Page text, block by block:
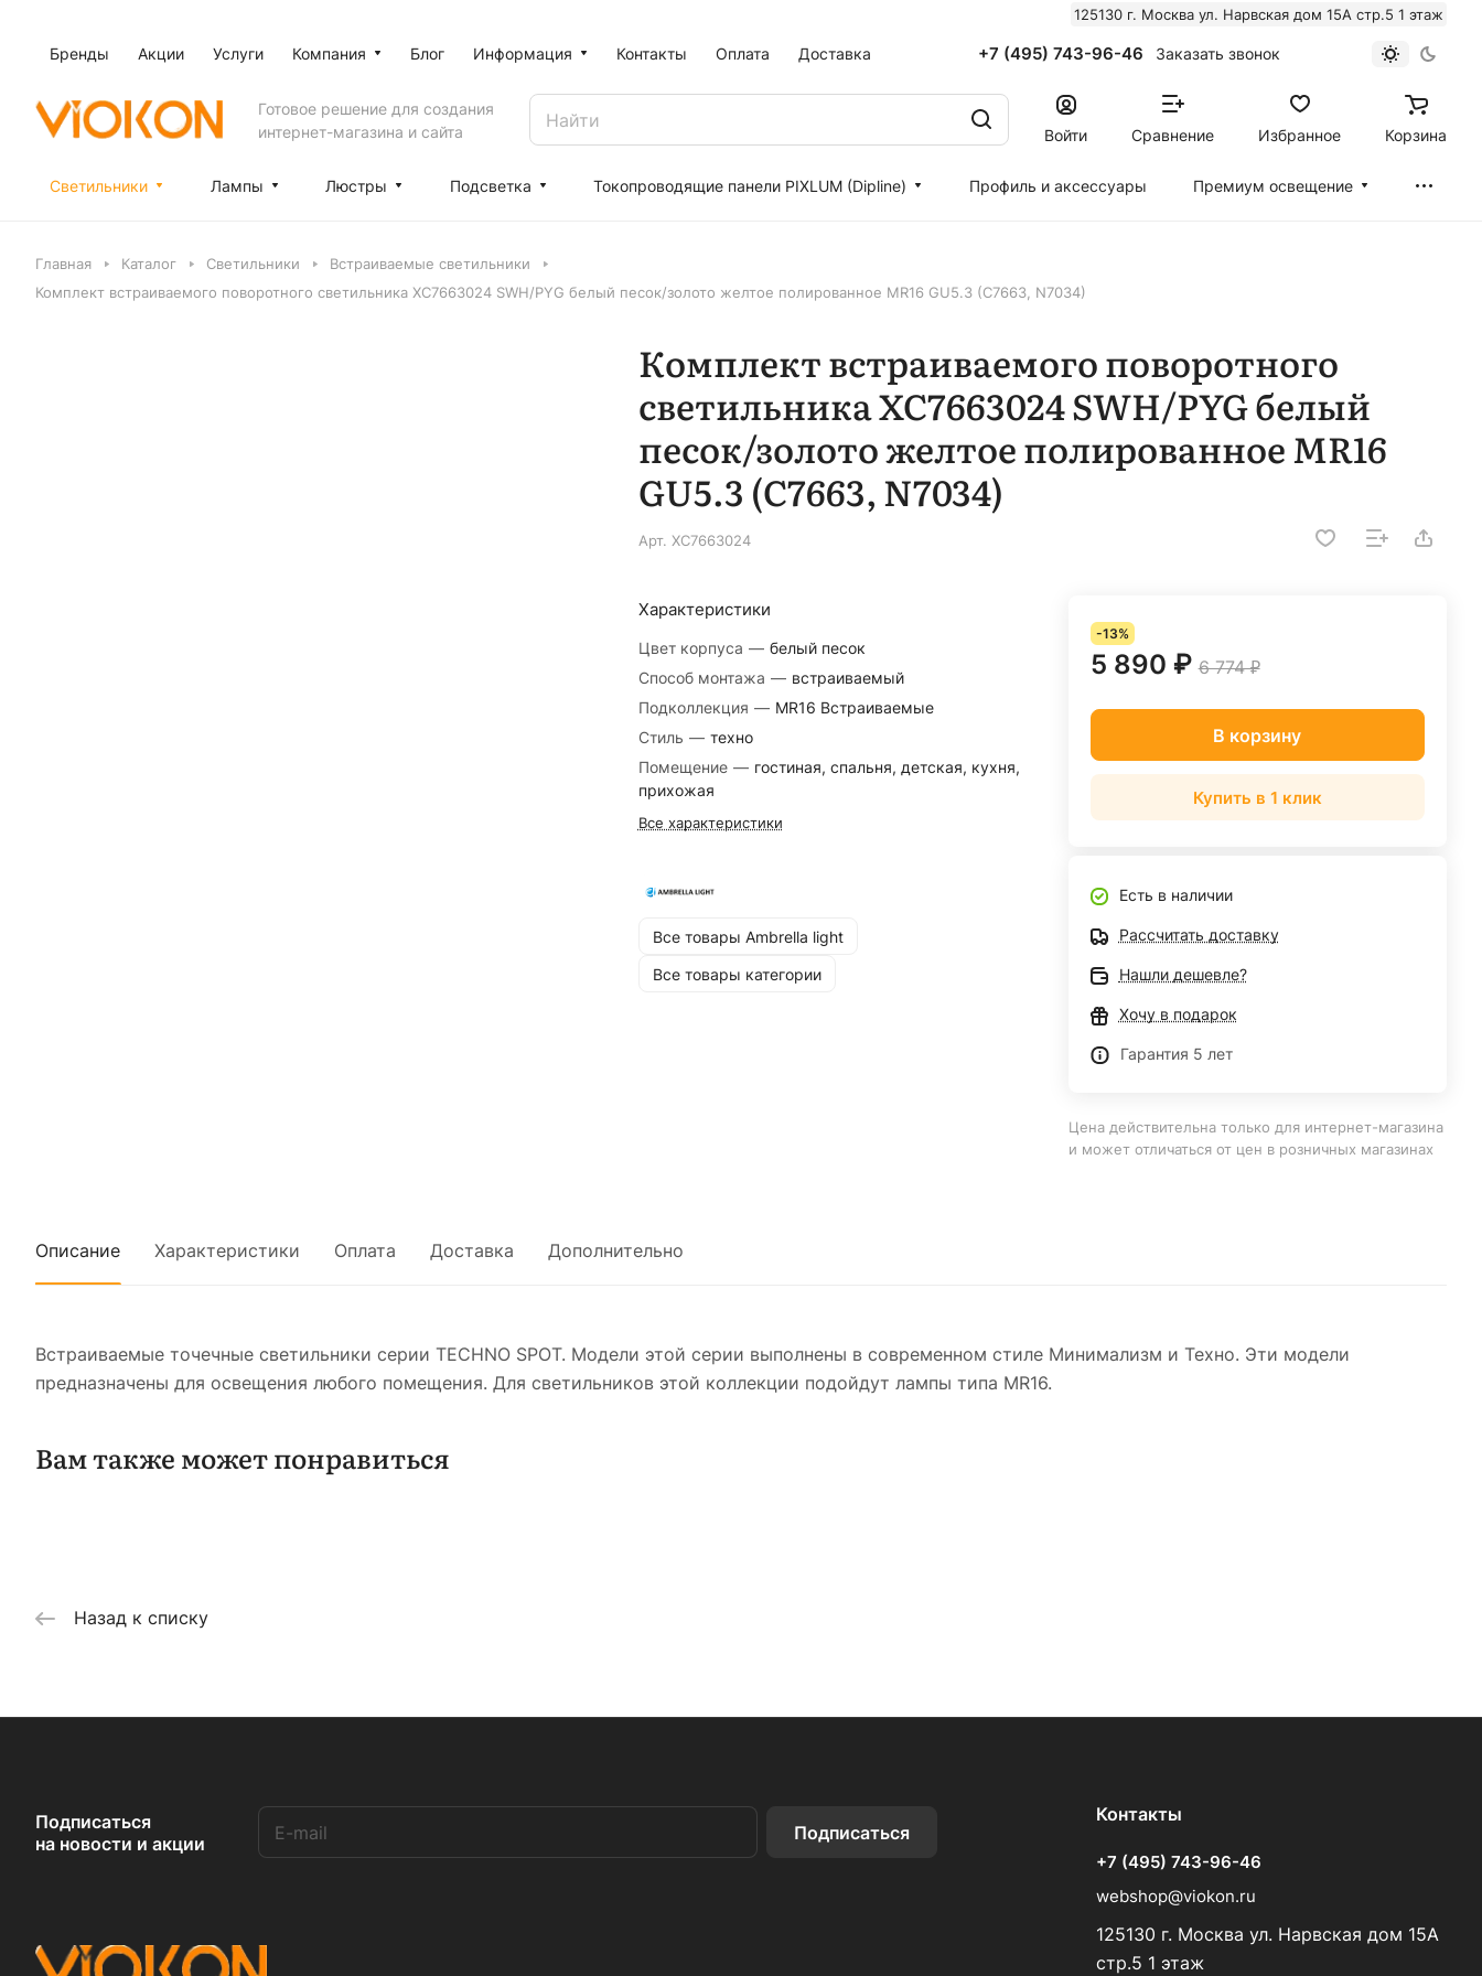
125130 г. Москва ул. Нарвская дом 15А стр.5 1 этаж
Бренды Акции Услуги Компания Блог Информация Контакты Оплата Доставка +7 (495) 743-96-46 Заказать звонок
Готовое решение для создания
интернет-магазина и сайта
Войти Сравнение Избранное Корзина
Светильники Лампы Люстры Подсветка Токопроводящие панели PIXLUM (Dipline) Профиль и аксессуары Премиум освещение
Главная Каталог Светильники
Встраиваемые светильники
Комплект встраиваемого поворотного светильника XC7663024 SWH/PYG белый песок/золото желтое полированное MR16 GU5.3 (C7663, N7034)
Комплект встраиваемого поворотного
светильника XC7663024 SWH/PYG белый
песок/золото желтое полированное MR16
GU5.3 (C7663, N7034)
Арт. XC7663024
Характеристики
Цвет корпуса — белый песок
Способ монтажа — встраиваемый
Подколлекция — MR16 Встраиваемые
Стиль — техно
Помещение — гостиная, спальня, детская, кухня,
прихожая
Все характеристики
Все товары Ambrella light
Все товары категории
-13%
5 890 ₽ 6 774 ₽
В корзину
Купить в 1 клик
Есть в наличии
Рассчитать доставку
Нашли дешевле?
Хочу в подарок
Гарантия 5 лет
Цена действительна только для интернет-магазина
и может отличаться от цен в розничных магазинах
Описание Характеристики Оплата Доставка Дополнительно
Встраиваемые точечные светильники серии TECHNO SPOT. Модели этой серии выполнены в современном стиле Минимализм и Техно. Эти модели
предназначены для освещения любого помещения. Для светильников этой коллекции подойдут лампы типа MR16.
Вам также может понравиться
Назад к списку
Подписаться
на новости и акции
Подписаться
Контакты
+7 (495) 743-96-46
webshop@viokon.ru
125130 г. Москва ул. Нарвская дом 15А
стр.5 1 этаж